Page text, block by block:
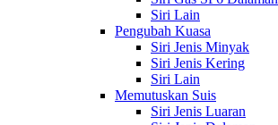
Siri Lain
Pengubah Kuasa
Siri Jenis Minyak
Siri Jenis Kering
Siri Lain
Memutuskan Suis
Siri Jenis Luaran